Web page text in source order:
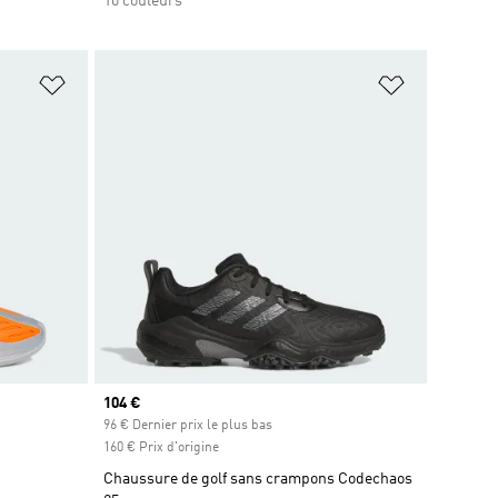
Prix actuel
104 €
96 € Dernier prix le plus bas
160 € Prix d'origine
Chaussure de golf sans crampons Codechaos